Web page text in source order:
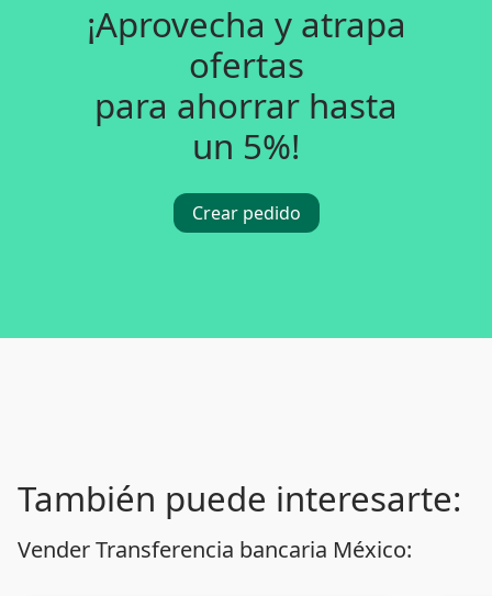
¡Aprovecha y atrapa
ofertas
para ahorrar hasta
un 5%!
Crear pedido
También puede interesarte:
Vender Transferencia bancaria México: